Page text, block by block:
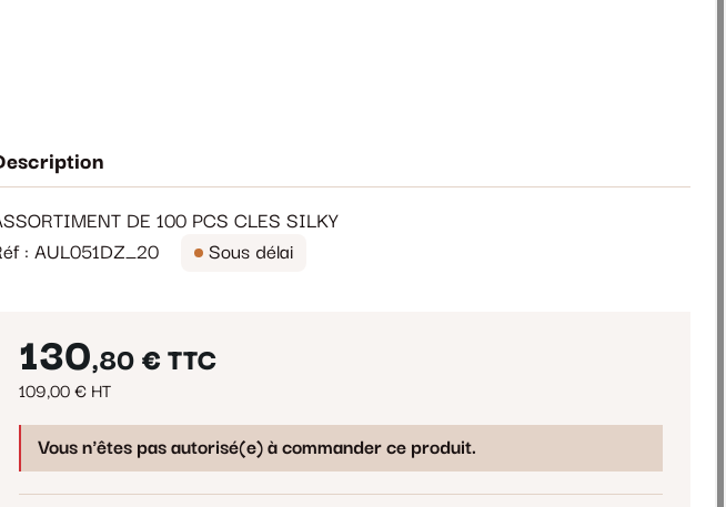
DE 100 PCS CLES SILKY
: AUL051DZ_20
Sous délai
130,80 € TTC
109,00 € HT
Vous n'êtes pas autorisé(e) à commander ce produit.